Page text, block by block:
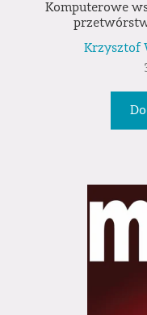
Komputerowe
Krzysztof